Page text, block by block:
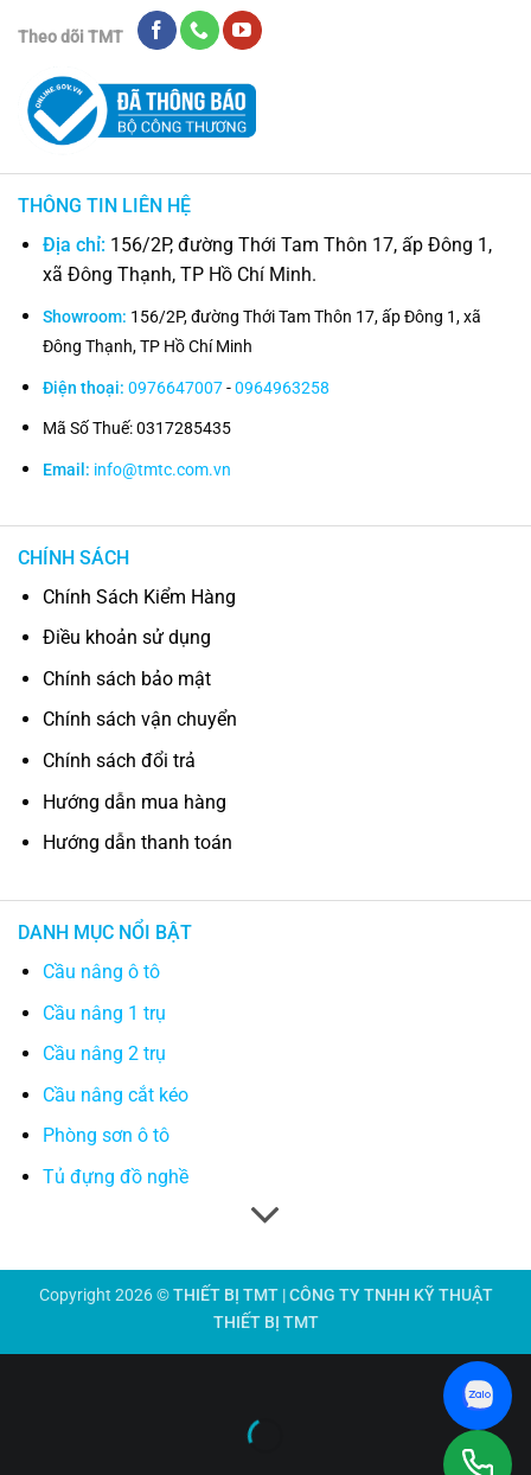
Theo dõi TMT
THÔNG TIN LIÊN HỆ
Địa chỉ: 156/2P, đường Thới Tam Thôn 17, ấp Đông 1,
xã Đông Thạnh, TP Hồ Chí Minh.
Showroom: 156/2P, đường Thới Tam Thôn 17, ấp Đông 1, xã
Đông Thạnh, TP Hồ Chí Minh
Điện thoại: 0976647007-0964963258
Mã Số Thuế: 0317285435
Email: info@tmtc.com.vn
CHÍNH SÁCH
Chính Sách Kiểm Hàng
Điều khoản sử dụng
Chính sách bảo mật
Chính sách vận chuyển
Chính sách đổi trả
Hướng dẫn mua hàng
Hướng dẫn thanh toán
DANH MỤC NỔI BẬT
Cầu nâng ô tô
Cầu nâng 1 trụ
Cầu nâng 2 trụ
Cầu nâng cắt kéo
Phòng sơn ô tô
Tủ đựng đồ nghề
Copyright 2026 ©THIẾT BỊ TMT | CÔNG TY TNHH KỸ THUẬT
THIẾT BỊ TMT